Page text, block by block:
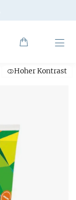
Hoher Kontrast